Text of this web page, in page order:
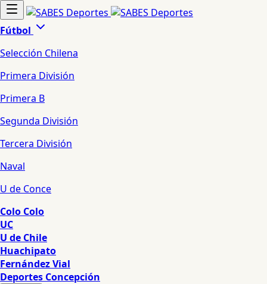
Fútbol
Selección Chilena
Primera División
Primera B
Segunda División
Tercera División
Naval
U de Conce
Colo Colo
UC
U de Chile
Huachipato
Fernández Vial
Deportes Concepción